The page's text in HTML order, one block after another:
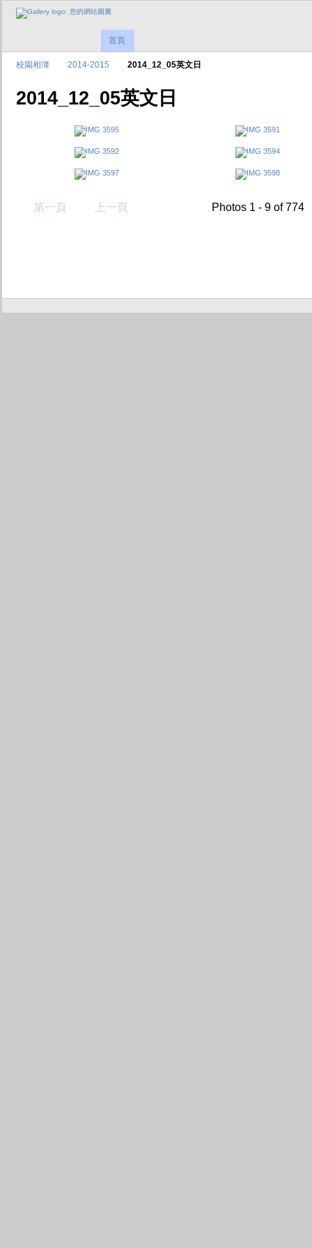
首頁
校園相簿 2014-2015 2014_12_05英文日
2014_12_05英文日
第一頁 上一頁 Photos 1 - 9 of 774